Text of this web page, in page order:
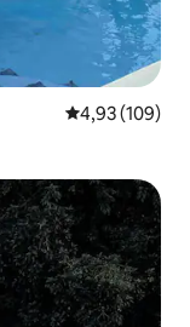
Évaluation
4,93 (109)